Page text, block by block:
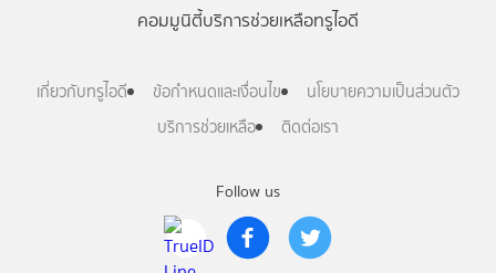
Follow us
คอมมูนิตี้บริการช่วยเหลือทรูไอดี
เกี่ยวกับทรูไอดี ข้อกำหนดและเงื่อนไข
นโยบายความเป็นส่วนตัว
บริการช่วยเหลือ
ติดต่อเรา